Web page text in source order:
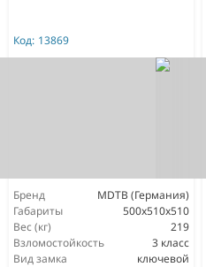
Код: 13869
Бренд
MDTB (Германия)
Габариты
500x510x510
Вес (кг)
219
Взломостойкость
3 класс
Вид замка
ключевой